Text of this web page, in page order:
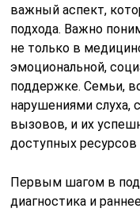
важный аспект,
подхода. Важно
не только в
эмоциональной,
поддержке. Семьи,
нарушениями
вызовов, и их
доступных ресурсов
Первым шагом в
диагностика и